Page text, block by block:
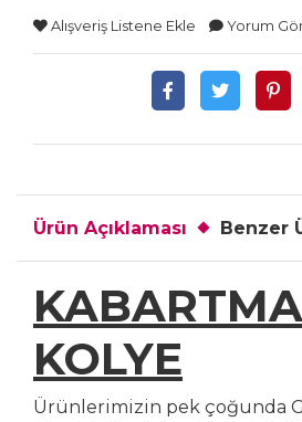
Alışveriş Listene Ekle Yorum
Ürün Açıklaması Benzer
KOLYE
Ürünlerimizin pek çoğunda